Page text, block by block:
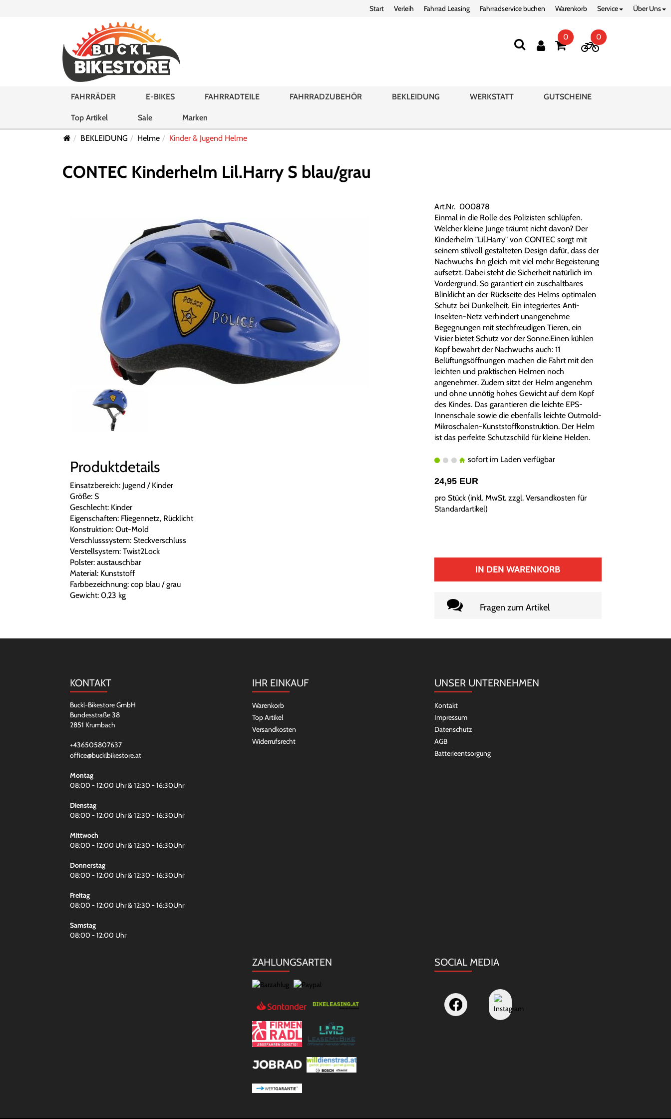
Start Verleih Fahrrad Leasing Fahrradservice buchen Warenkorb Service Über Uns
0 0
FAHRRÄDER E-BIKES FAHRRADTEILE FAHRRADZUBEHÖR BEKLEIDUNG WERKSTATT GUTSCHEINE
Top Artikel Sale Marken
BEKLEIDUNG Helme Kinder & Jugend Helme
CONTEC Kinderhelm Lil.Harry S blau/grau
Produktdetails
Einsatzbereich: Jugend / Kinder
Größe: S
Geschlecht: Kinder
Eigenschaften: Fliegennetz, Rücklicht
Konstruktion: Out-Mold
Verschlusssystem: Steckverschluss
Verstellsystem: Twist2Lock
Polster: austauschbar
Material: Kunststoff
Farbbezeichnung: cop blau / grau
Gewicht: 0,23 kg
Art.Nr. 000878
Einmal in die Rolle des Polizisten schlüpfen.
Welcher kleine Junge träumt nicht davon? Der
Kinderhelm "Lil.Harry" von CONTEC sorgt mit
seinem stilvoll gestalteten Design dafür, dass der
Nachwuchs ihn gleich mit viel mehr Begeisterung
aufsetzt. Dabei steht die Sicherheit natürlich im
Vordergrund. So garantiert ein zuschaltbares
Blinklicht an der Rückseite des Helms optimalen
Schutz bei Dunkelheit. Ein integriertes Anti-
Insekten-Netz verhindert unangenehme
Begegnungen mit stechfreudigen Tieren, ein
Visier bietet Schutz vor der Sonne.Einen kühlen
Kopf bewahrt der Nachwuchs auch: 11
Belüftungsöffnungen machen die Fahrt mit den
leichten und praktischen Helmen noch
angenehmer. Zudem sitzt der Helm angenehm
und ohne unnötig hohes Gewicht auf dem Kopf
des Kindes. Das garantieren die leichte EPS-
Innenschale sowie die ebenfalls leichte Outmold-
Mikroschalen-Kunststoffkonstruktion. Der Helm
ist das perfekte Schutzschild für kleine Helden.
sofort im Laden verfügbar
24,95 EUR
pro Stück (inkl. MwSt. zzgl. Versandkosten für
Standardartikel)
IN DEN WARENKORB
Fragen zum Artikel
KONTAKT
Buckl-Bikestore GmbH
Bundesstraße 38
2851 Krumbach
+436505807637
office@bucklbikestore.at
Montag
08:00 - 12:00 Uhr & 12:30 - 16:30Uhr
Dienstag
08:00 - 12:00 Uhr & 12:30 - 16:30Uhr
Mittwoch
08:00 - 12:00 Uhr & 12:30 - 16:30Uhr
Donnerstag
08:00 - 12:00 Uhr & 12:30 - 16:30Uhr
Freitag
08:00 - 12:00 Uhr & 12:30 - 16:30Uhr
Samstag
08:00 - 12:00 Uhr
IHR EINKAUF
Warenkorb
Top Artikel
Versandkosten
Widerrufsrecht
UNSER UNTERNEHMEN
Kontakt
Impressum
Datenschutz
AGB
Batterieentsorgung
ZAHLUNGSARTEN SOCIAL MEDIA